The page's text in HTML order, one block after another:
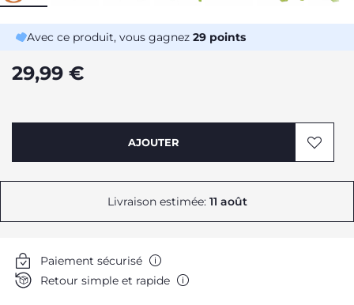
Avec ce produit, vous gagnez 29 points
29,99 €
AJOUTER
Livraison estimée: 11 août
Paiement sécurisé
Retour simple et rapide